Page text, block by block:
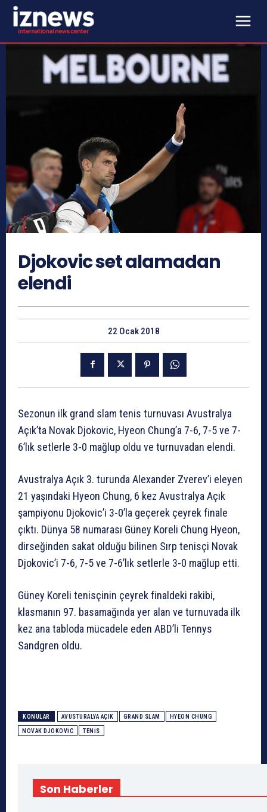
Djokovic set alamadan
elendi
22 Ocak 2018
Sezonun ilk grand slam tenis turnuvası Avustralya
Açık’ta Novak Djokovic, Hyeon Chung’a 7-6, 7-5 ve 7-
6’lık setlerle 3-0 mağlup oldu ve turnuvadan elendi.
Avustralya Açık 3. turunda Alexander Zverev’i eleyen
21 yaşındaki Hyeon Chung, 6 kez Avustralya Açık
şampiyonu Djokovic’i 3-0’la geçerek çeyrek finale
çıktı. Dünya 58 numarası Güney Koreli Chung Hyeon,
dirseğinden sakat olduğu bilinen Sırp tenisçi Novak
Djokovic’i 7-6, 7-5 ve 7-6’lık setlerle 3-0 mağlup etti.
Güney Koreli tenisçinin çeyrek finaldeki rakibi,
klasmanın 97. basamağında yer alan ve turnuvada ilk
kez ana tabloda mücadele eden ABD’li Tennys
Sandgren oldu.
KONULAR AVUSTURALYA AÇIK GRAND SLAM HYEON CHUNG
NOVAK DJOKOVIC TENIS
Son Haberler